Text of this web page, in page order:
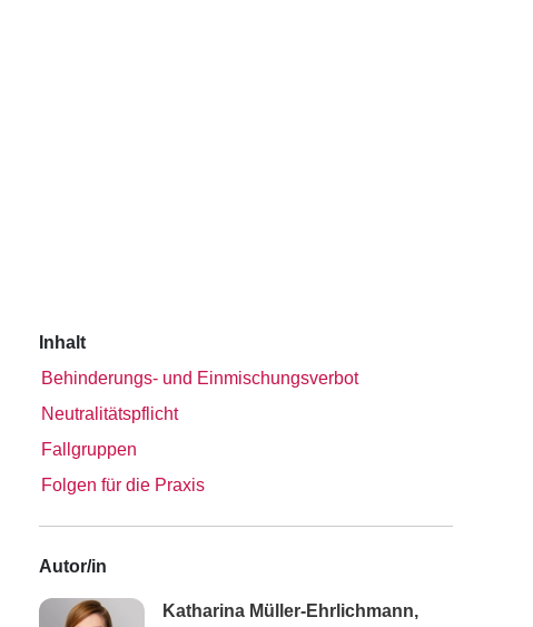
Inhalt
Behinderungs- und Einmischungsverbot
Neutralitätspflicht
Fallgruppen
Folgen für die Praxis
Autor/in
Katharina Müller-Ehrlichmann,